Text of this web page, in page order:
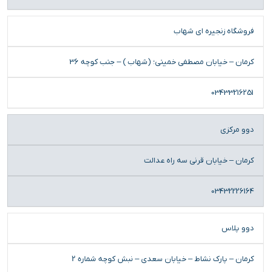
فروشگاه زنجیره ای شهاب
كرمان – خيابان مصطفی خمینی؛ (شهاب ) – جنب کوچه 36
03433216251
دوو مرکزی
كرمان – خيابان قرني سه راه عدالت
03432226164
دوو پلاس
کرمان – پارک نشاط – خیابان سعدی – نبش کوچه شماره 2